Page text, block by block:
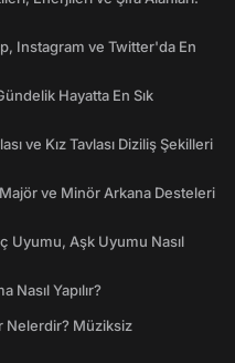
Instagram ve Twitter'da En
Hayatta En Sık
ve Kız Tavlası Diziliş Şekilleri
ve Minör Arkana Desteleri
Uyumu, Aşk Uyumu Nasıl
Yapılır?
Nelerdir? Müziksiz